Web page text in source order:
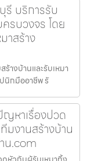
รี บริการรับ
รบวงจร โดย
าสร้าง
างบ้านและรับเหมา
นิกมืออาชีพ รั
หาเรื่องปวด
มงานสร้างบ้าน
น.com